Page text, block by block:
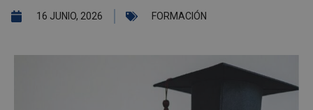
16 JUNIO, 2026 FORMACIÓN